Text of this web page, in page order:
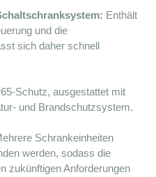
Enthält
und die
sich daher schnell
Schutz, ausgestattet mit
und Brandschutzsystem.
Schrankeinheiten
werden, sodass die
zukünftigen Anforderungen